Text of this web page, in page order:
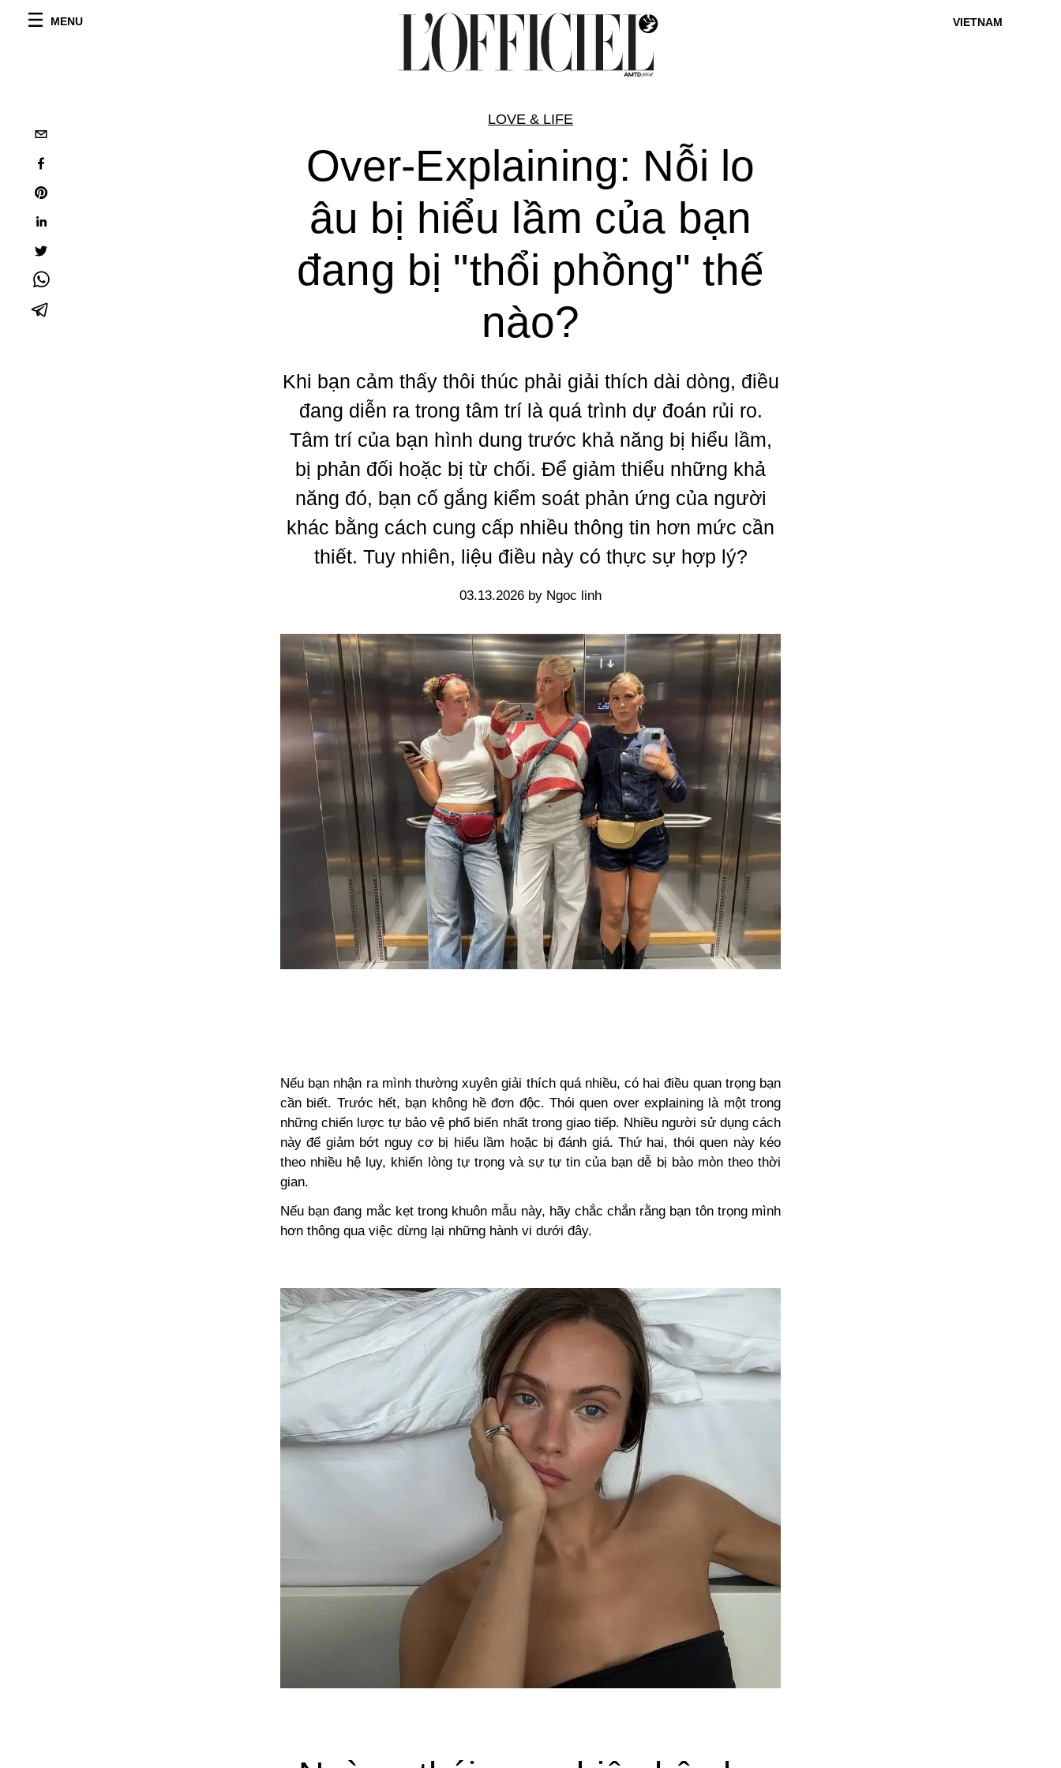
MENU VIETNAM
LOVE & LIFE
Over-Explaining: Nỗi lo
âu bị hiểu lầm của bạn
đang bị "thổi phồng" thế
nào?
Khi bạn cảm thấy thôi thúc phải giải thích dài dòng, điều
đang diễn ra trong tâm trí là quá trình dự đoán rủi ro.
Tâm trí của bạn hình dung trước khả năng bị hiểu lầm,
bị phản đối hoặc bị từ chối. Để giảm thiểu những khả
năng đó, bạn cố gắng kiểm soát phản ứng của người
khác bằng cách cung cấp nhiều thông tin hơn mức cần
thiết. Tuy nhiên, liệu điều này có thực sự hợp lý?
03.13.2026 by Ngoc linh
Nếu bạn nhận ra mình thường xuyên giải thích quá nhiều, có hai điều quan trọng bạn
cần biết. Trước hết, bạn không hề đơn độc. Thói quen over explaining là một trong
những chiến lược tự bảo vệ phổ biến nhất trong giao tiếp. Nhiều người sử dụng cách
này để giảm bớt nguy cơ bị hiểu lầm hoặc bị đánh giá. Thứ hai, thói quen này kéo
theo nhiều hệ lụy, khiến lòng tự trọng và sự tự tin của bạn dễ bị bào mòn theo thời
gian.
Nếu bạn đang mắc kẹt trong khuôn mẫu này, hãy chắc chắn rằng bạn tôn trọng mình
hơn thông qua việc dừng lại những hành vi dưới đây.